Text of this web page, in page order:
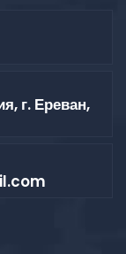
г. Ереван,